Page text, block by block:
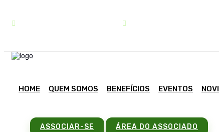
HOME QUEM SOMOS BENEFÍCIOS EVENTOS
ASSOCIAR-SE ÁREA DO ASSOCIADO